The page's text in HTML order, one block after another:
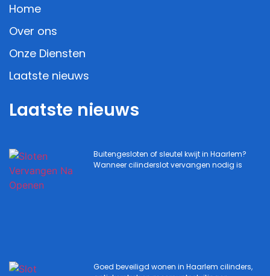
Home
Over ons
Onze Diensten
Laatste nieuws
Laatste nieuws
Buitengesloten of sleutel kwijt in Haarlem?
Wanneer cilinderslot vervangen nodig is
Goed beveiligd wonen in Haarlem cilinders,